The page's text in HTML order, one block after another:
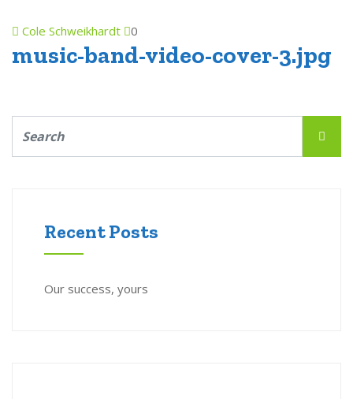
Cole Schweikhardt 0
music-band-video-cover-3.jpg
Recent Posts
Our success, yours